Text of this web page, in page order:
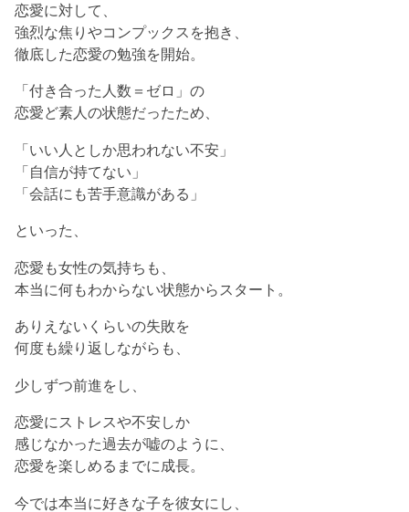
恋愛に対して、
強烈な焦りやコンプックスを抱き、
徹底した恋愛の勉強を開始。
「付き合った人数＝ゼロ」の
恋愛ど素人の状態だったため、
「いい人としか思われない不安」
「自信が持てない」
「会話にも苦手意識がある」
といった、
恋愛も女性の気持ちも、
本当に何もわからない状態からスタート。
ありえないくらいの失敗を
何度も繰り返しながらも、
少しずつ前進をし、
恋愛にストレスや不安しか
感じなかった過去が嘘のように、
恋愛を楽しめるまでに成長。
今では本当に好きな子を彼女にし、